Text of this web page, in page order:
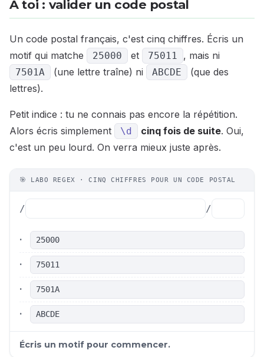
À toi : valider un code postal
Un code postal français, c'est cinq chiffres. Écris un
motif qui matche
25000 et 75011 , mais ni
7501A (une lettre traîne) ni ABCDE
(que des
lettres).
Petit indice : tu ne connais pas encore la répétition.
Alors écris simplement
\d cinq fois de suite. Oui,
c'est un peu lourd. On verra mieux juste après.
🎯 LABO REGEX · CINQ CHIFFRES POUR UN CODE POSTAL
/ /
· 25000
· 75011
· 7501A
· ABCDE
Écris un motif pour commencer.